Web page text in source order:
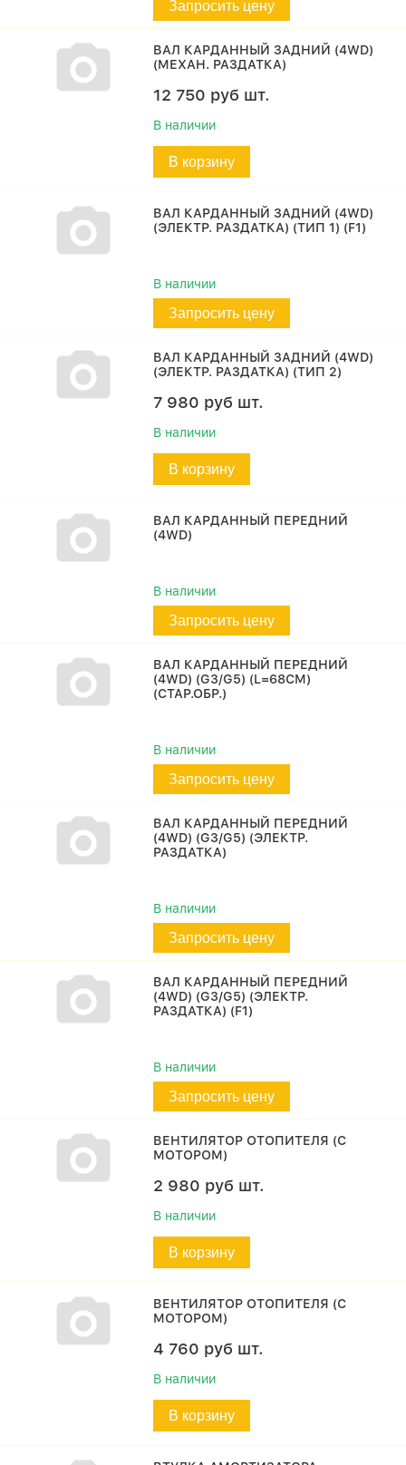
Запросить цену
ВАЛ КАРДАННЫЙ ЗАДНИЙ (4WD)
(МЕХАН. РАЗДАТКА)
12 750 руб шт.
В наличии
В корзину
ВАЛ КАРДАННЫЙ ЗАДНИЙ (4WD)
(ЭЛЕКТР. РАЗДАТКА) (ТИП 1) (F1)
В наличии
Запросить цену
ВАЛ КАРДАННЫЙ ЗАДНИЙ (4WD)
(ЭЛЕКТР. РАЗДАТКА) (ТИП 2)
7 980 руб шт.
В наличии
В корзину
ВАЛ КАРДАННЫЙ ПЕРЕДНИЙ
(4WD)
В наличии
Запросить цену
ВАЛ КАРДАННЫЙ ПЕРЕДНИЙ
(4WD) (G3/G5) (L=68СМ)
(СТАР.ОБР.)
В наличии
Запросить цену
ВАЛ КАРДАННЫЙ ПЕРЕДНИЙ
(4WD) (G3/G5) (ЭЛЕКТР.
РАЗДАТКА)
В наличии
Запросить цену
ВАЛ КАРДАННЫЙ ПЕРЕДНИЙ
(4WD) (G3/G5) (ЭЛЕКТР.
РАЗДАТКА) (F1)
В наличии
Запросить цену
ВЕНТИЛЯТОР ОТОПИТЕЛЯ (С
МОТОРОМ)
2 980 руб шт.
В наличии
В корзину
ВЕНТИЛЯТОР ОТОПИТЕЛЯ (С
МОТОРОМ)
4 760 руб шт.
В наличии
В корзину